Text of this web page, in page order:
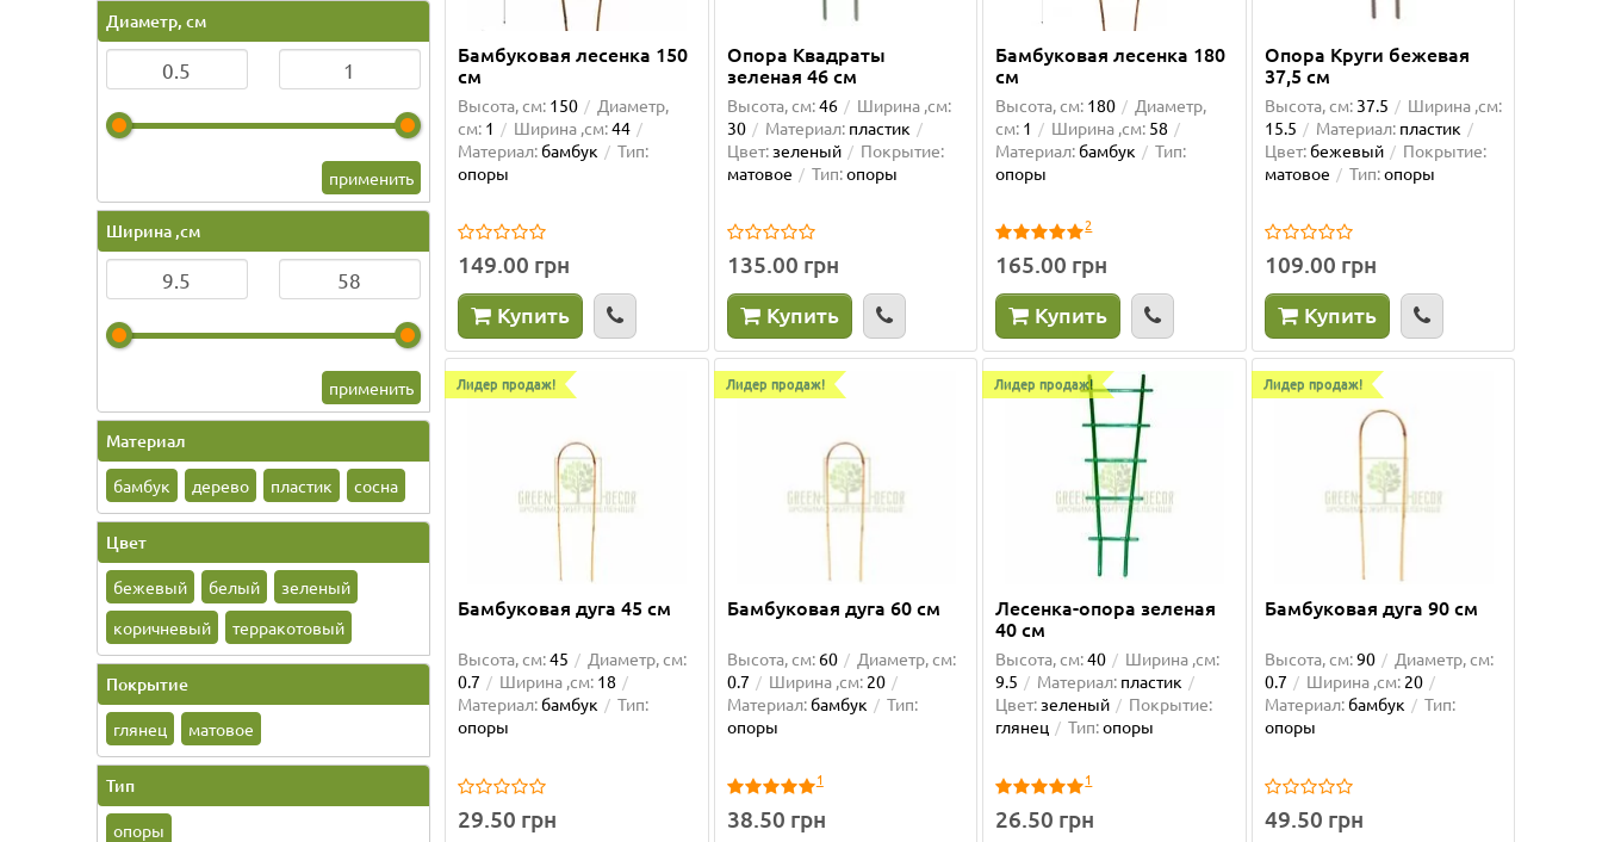
Диаметр, см
применить
Ширина ,см
применить
Материал
бамбук дерево пластик сосна
Цвет
бежевый белый
зеленый
коричневый
терракотовый
Покрытие
глянец матовое
Тип
опоры
Бамбуковая лесенка 150
см
Высота, см: 150
Диаметр,
см: 1 Ширина ,см:44
Материал:бамбук
Тип:
опоры
149.00 грн
Купить
Опора Квадраты
зеленая 46 см
Высота, см:46
Ширина ,см:
30
Материал: пластик
Цвет:зеленый
Покрытие:
матовое
Тип:опоры
135.00 грн
Купить
Бамбуковая лесенка 180
см
Высота, см: 180
Диаметр,
см: 1 Ширина ,см: 58
Материал:бамбук
Тип:
опоры
2
165.00 грн
Купить
Опора Круги бежевая
37,5 см
Высота, см: 37.5
Ширина ,см:
15.5
Материал: пластик
Цвет:бежевый
Покрытие:
матовое
Тип:опоры
109.00 грн
Купить
Лидер продаж!
Бамбуковая дуга 45 см
Высота, см:45
Диаметр, см:
0.7
Ширина ,см: 18
Материал:бамбук
Тип:
опоры
29.50 грн
Лидер продаж!
Бамбуковая дуга 60 см
Высота, см: 60
Диаметр, см:
0.7
Ширина ,см: 20
Материал:бамбук
Тип:
опоры
1
38.50 грн
Лидер продаж!
Лесенка-опора зеленая
40 см
Высота, см:40
Ширина ,см:
9.5
Материал: пластик
Цвет:зеленый
Покрытие:
глянец
Тип:опоры
1
26.50 грн
Лидер продаж!
Бамбуковая дуга 90 см
Высота, см:90
Диаметр, см:
0.7
Ширина ,см: 20
Материал:бамбук
Тип:
опоры
49.50 грн